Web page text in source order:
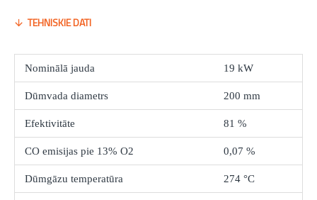
TEHNISKIE DATI
Nominālā jauda 19 kW
Dūmvada diametrs 200 mm
Efektivitāte 81 %
CO emisijas pie 13% O2 0,07 %
Dūmgāzu temperatūra 274 °C